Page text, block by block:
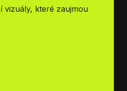
vizuály, které zaujmou